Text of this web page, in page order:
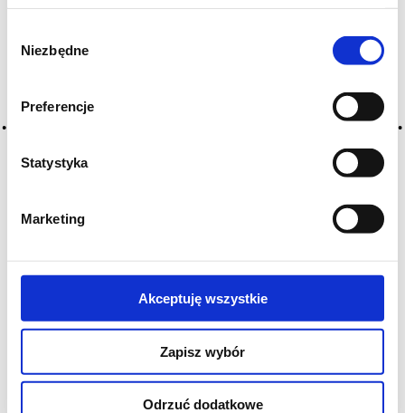
zgody
Niezbędne
Preferencje
Statystyka
Marketing
Akceptuję wszystkie
Zapisz wybór
Odrzuć dodatkowe
East London Liquor Company Rum